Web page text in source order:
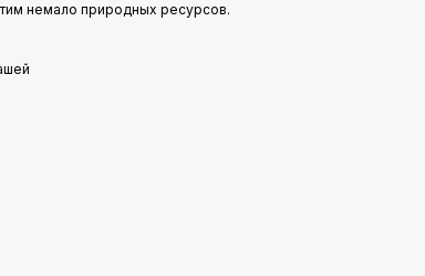
немало природных ресурсов.